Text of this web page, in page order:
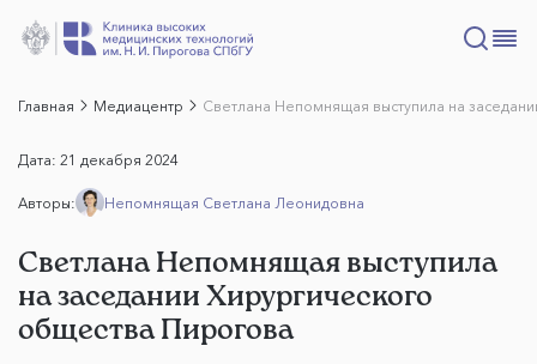
Главная Медиацентр Светлана Непомнящая выступила на
Дата: 21 декабря 2024
Авторы: Непомнящая Светлана Леонидовна
Светлана Непомнящая выступила
на заседании Хирургического
общества Пирогова